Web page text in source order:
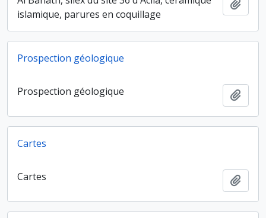
islamique, parures en coquillage
Prospection géologique
Prospection géologique
Cartes
Cartes